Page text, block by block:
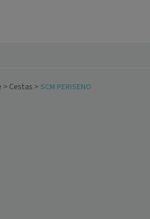
> Cestas > SCM PERISENO